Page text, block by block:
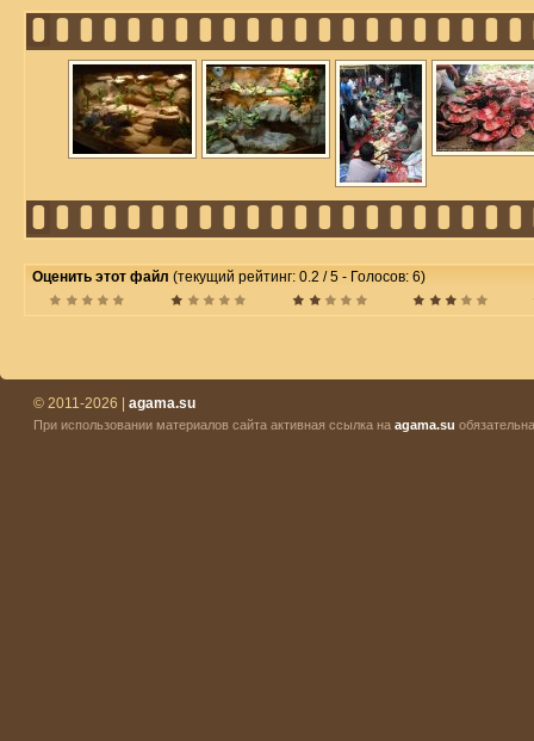
Оценить этот файл (текущий рейтинг: 0.2 / 5 - Голосов: 6)
© 2011-2026 | agama.su
При использовании материалов сайта активная ссылка на agama.su